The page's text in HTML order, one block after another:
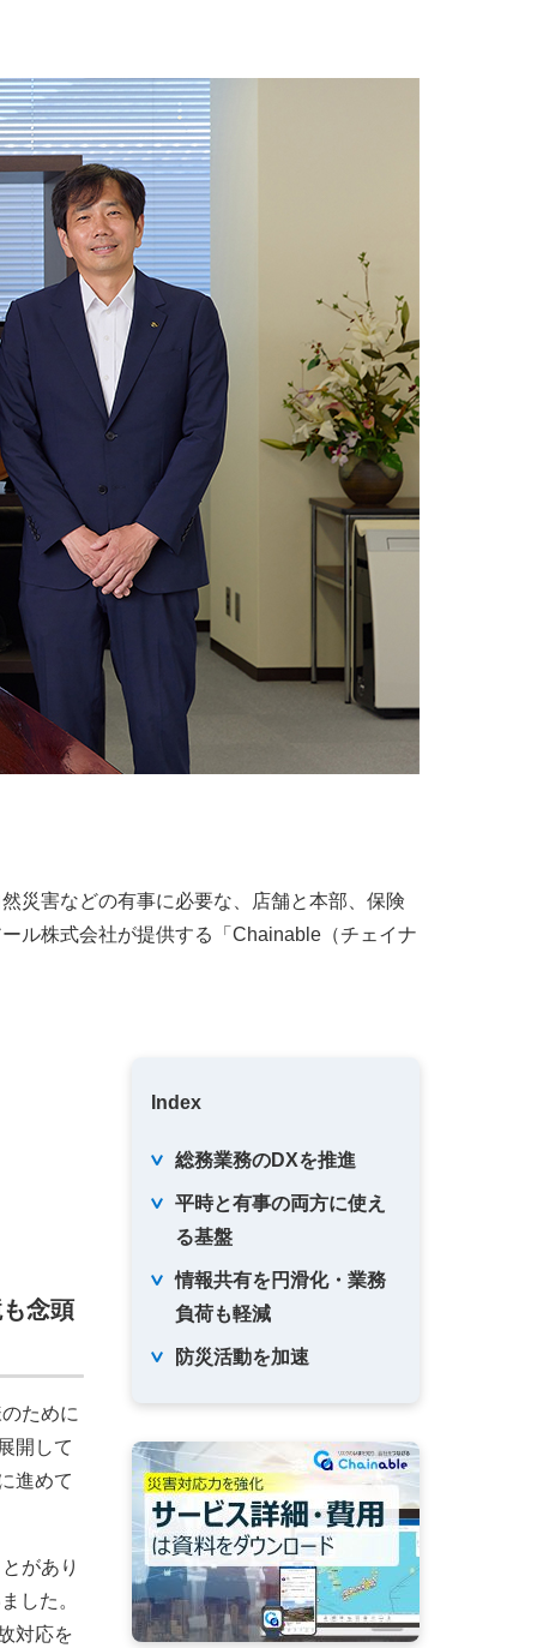
災害などの有事に必要な、店舗と本部、保険
ル株式会社が提供する「Chainable（チェイナ
Index
総務業務のDXを推進
平時と有事の両方に使え
る基盤
情報共有を円滑化・業務
負荷も軽減
防災活動を加速
念頭
ために
開して
進めて
があり
した。
対応を